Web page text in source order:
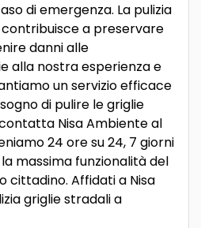
di emergenza. La pulizia
a preservare
danni alle
alla nostra esperienza e
un servizio efficace
di pulire le griglie
Nisa Ambiente al
24 ore su 24, 7 giorni
massima funzionalità del
cittadino. Affidati a Nisa
griglie stradali a